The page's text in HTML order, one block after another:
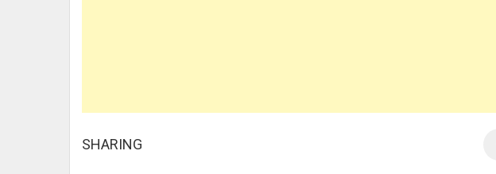
SHARING